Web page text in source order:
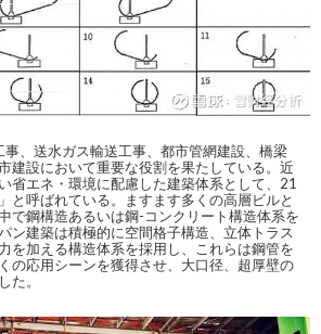
事、送水ガス輸送工事、都市管網建設、橋梁
建設において重要な役割を果たしている。近
省エネ・環境に配慮した建築体系として、21
と呼ばれている。ますます多くの高層ビルと
で鋼構造あるいは鋼-コンクリート構造体系を
ン建築は積極的に空間格子構造、立体トラス
を加える構造体系を採用し、これらは鋼管を
の応用シーンを獲得させ、大口径、超厚壁の
た。